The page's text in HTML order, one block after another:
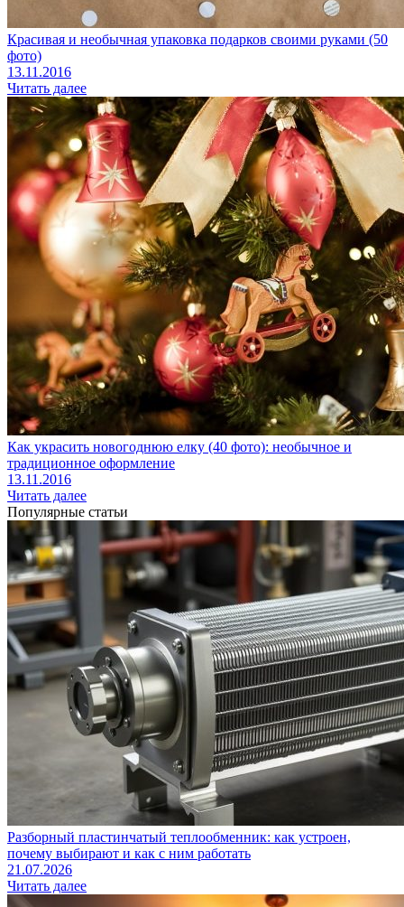
Красивая и необычная упаковка подарков своими руками (50
фото)
13.11.2016
Читать далее
Как украсить новогоднюю елку (40 фото): необычное и
традиционное оформление
13.11.2016
Читать далее
Популярные статьи
Разборный пластинчатый теплообменник: как устроен,
почему выбирают и как с ним работать
21.07.2026
Читать далее